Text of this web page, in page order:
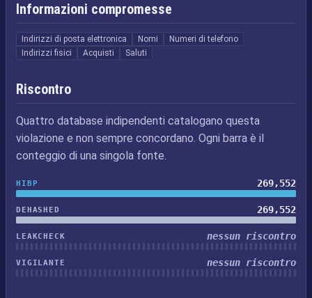
Informazioni compromesse
Indirizzi di posta elettronica Nomi
Numeri di telefono
Indirizzi fisici
Acquisti Saluti
Riscontro
Quattro database indipendenti catalogano questa
violazione e non sempre concordano. Ogni barra è il
conteggio di una singola fonte.
HIBP 269,552
DEHASHED 269,552
LEAKCHECK nessun riscontro
VIGILANTE nessun riscontro